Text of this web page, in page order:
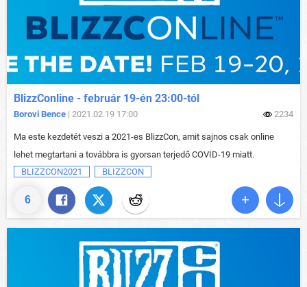
6
BlizzConline - február 19-én 23:00-tól
Borovi Bence | 2021.02.19 17:00 2234
Ma este kezdetét veszi a 2021-es BlizzCon, amit sajnos csak online
lehet megtartani a továbbra is gyorsan terjedő COVID-19 miatt.
BLIZZCON2021
BLIZZCON